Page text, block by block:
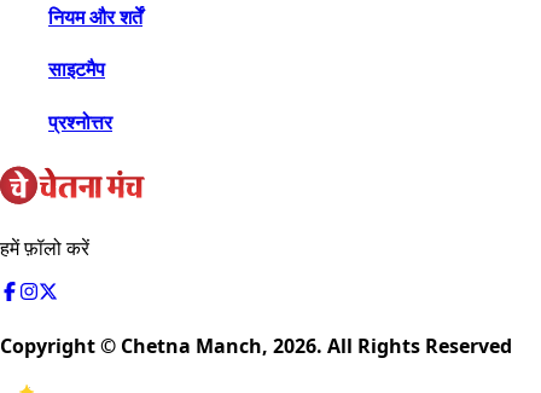
नियम और शर्तें
साइटमैप
प्रश्नोत्तर
हमें फ़ॉलो करें
Copyright © Chetna Manch, 2026. All Rights Reserved